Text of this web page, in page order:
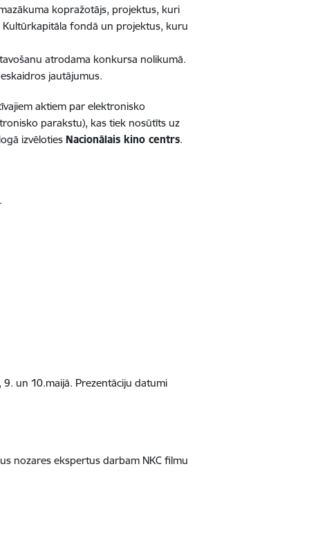
kopražotājs, projektus, kuri
fondā un projektus, kuru
atrodama konkursa nolikumā.
jautājumus.
aktiem par elektronisko
parakstu), kas tiek nosūtīts uz
izvēlotiesNacionālais kino centrs.
.
un 10.maijā. Prezentāciju datumi
nozares ekspertus darbam NKC filmu